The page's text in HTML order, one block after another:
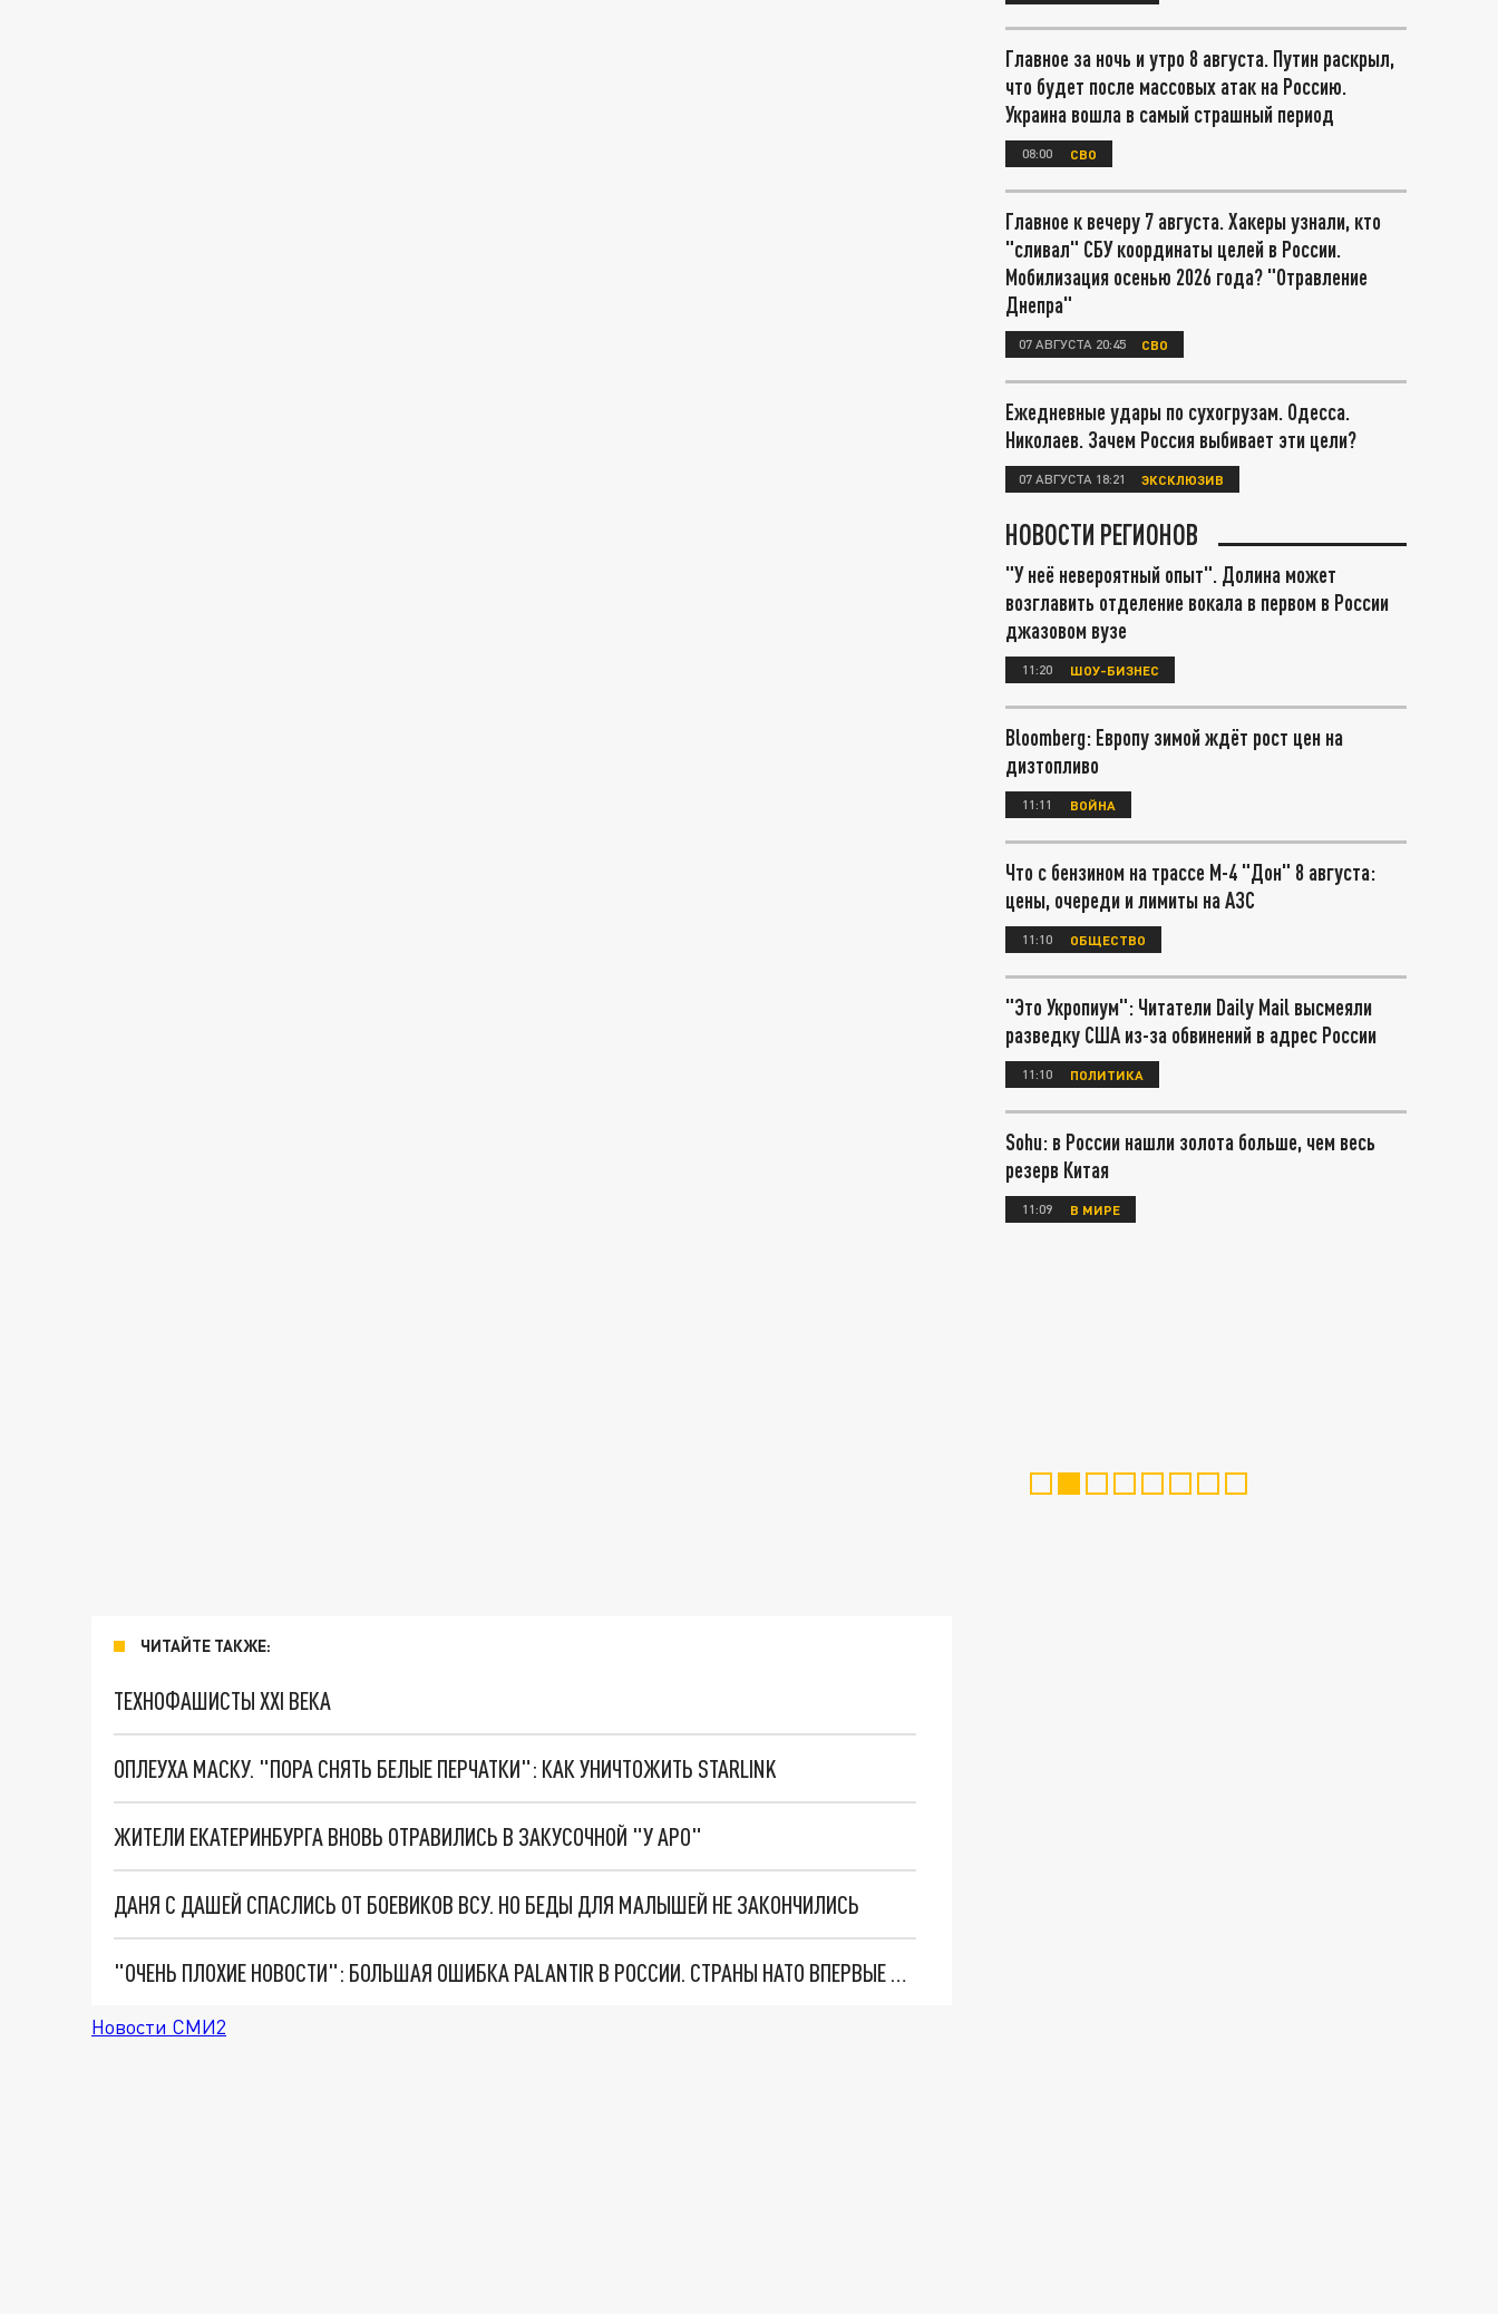
ЧИТАЙТЕ ТАКЖЕ:
ТЕХНОФАШИСТЫ XXI ВЕКА
ОПЛЕУХА МАСКУ. "ПОРА СНЯТЬ БЕЛЫЕ ПЕРЧАТКИ": КАК УНИЧТОЖИТЬ STARLINK
ЖИТЕЛИ ЕКАТЕРИНБУРГА ВНОВЬ ОТРАВИЛИСЬ В ЗАКУСОЧНОЙ "У АРО"
ДАНЯ С ДАШЕЙ СПАСЛИСЬ ОТ БОЕВИКОВ ВСУ. НО БЕДЫ ДЛЯ МАЛЫШЕЙ НЕ ЗАКОНЧИЛИСЬ
"ОЧЕНЬ ПЛОХИЕ НОВОСТИ": БОЛЬШАЯ ОШИБКА PALANTIR В РОССИИ. СТРАНЫ НАТО ВПЕРВЫЕ ЗА СВО ОСТАНОВИЛИ ПОСТАВКИ ОРУЖИЯ. ВСУ ТЕРЯЮТ ПРИГРАНИЧЬЕ?
Новости СМИ2
Главное за ночь и утро 8 августа. Путин раскрыл,
что будет после массовых атак на Россию.
Украина вошла в самый страшный период
08:00 СВО
Главное к вечеру 7 августа. Хакеры узнали, кто
"сливал" СБУ координаты целей в России.
Мобилизация осенью 2026 года? "Отравление
Днепра"
07 АВГУСТА 20:45 СВО
Ежедневные удары по сухогрузам. Одесса.
Николаев. Зачем Россия выбивает эти цели?
07 АВГУСТА 18:21 ЭКСКЛЮЗИВ
НОВОСТИ РЕГИОНОВ
"У неё невероятный опыт". Долина может
возглавить отделение вокала в первом в России
джазовом вузе
11:20 ШОУ-БИЗНЕС
Bloomberg: Европу зимой ждёт рост цен на
дизтопливо
11:11 ВОЙНА
Что с бензином на трассе М-4 "Дон" 8 августа:
цены, очереди и лимиты на АЗС
11:10 ОБЩЕСТВО
"Это Укропиум": Читатели Daily Mail высмеяли
разведку США из-за обвинений в адрес России
11:10 ПОЛИТИКА
Sohu: в России нашли золота больше, чем весь
резерв Китая
11:09 В МИРЕ